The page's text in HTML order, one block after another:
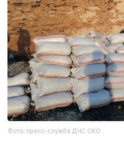
Фото: пресс-служба ДЧС СКО